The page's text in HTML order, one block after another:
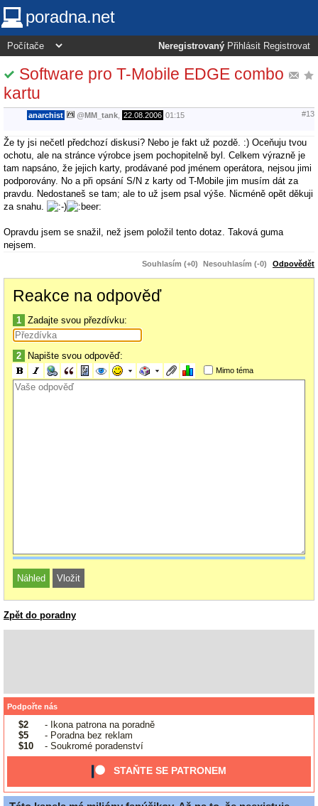
poradna.net
Neregistrovaný Přihlásit Registrovat
Software pro T-Mobile EDGE combo
kartu
anarchist @MM_tank 22.08.2006 01:15 #13
Že ty jsi nečetl předchozí diskusi? Nebo je fakt už pozdě. :) Oceňuju tvou
ochotu, ale na stránce výrobce jsem pochopitelně byl. Celkem výrazně je
tam napsáno, že jejich karty, prodávané pod jménem operátora, nejsou jimi
podporovány. No a při opsání S/N z karty od T-Mobile jim musím dát za
pravdu. Nedostaneš se tam; ale to už jsem psal výše. Nicméně opět děkuji
za snahu.
Opravdu jsem se snažil, než jsem položil tento dotaz. Taková guma
nejsem.
Souhlasím (+0) Nesouhlasím (-0) Odpovědět
Reakce na odpověď
1 Zadajte svou přezdívku:
2 Napište svou odpověď:
Mimo téma
Zpět do poradny
Podpořte nás
$2
- Ikona patrona na poradně
$5
- Poradna bez reklam
$10
- Soukromé poradenství
STAŇTE SE PATRONEM